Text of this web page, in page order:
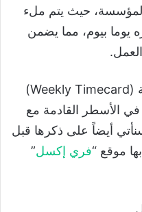
حيث يتم ملء
يوما بيوم، مما يضمن
و تتكون بطاقة الوقت الأسبوعية (Weekly Timecard)
الأسطر القادمة مع
أيضاً على ذكرها قبل
موقع “فري إكسل”